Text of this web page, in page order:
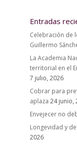
Entradas
Celebración de
Guillermo
La Academia
territorial en el
7 julio, 2026
Cobrar para
aplaza 24 junio,
Envejecer no
Longevidad y
2026